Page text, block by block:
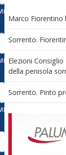
Marco Fiorentino
Sorrento.
Elezioni
della penisola
Sorrento. Pinto